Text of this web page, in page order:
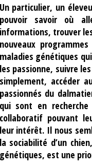
particulier, un
savoir où
trouver
génétiques
passionne, suivre
accéder
du
sont en
pouvant
intérêt. Il nous
sociabilité d’un
est une